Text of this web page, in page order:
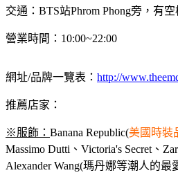
交通：BTS站Phrom Phong旁，有
營業時間：10:00~22:00
網址/品牌一覽表： http://
推薦店家：
※服飾： Banana Republic(美國時裝
Massimo Dutti、Victoria's Secret、
Alexander Wang(瑪丹娜等潮人的最